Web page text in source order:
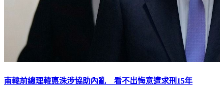
南韓前總理韓悳洙涉協助內亂 看不出悔意遭求刑15年